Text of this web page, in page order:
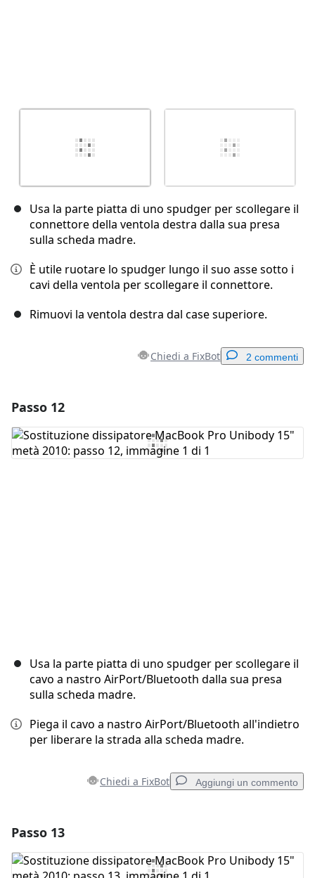
Usa la parte piatta di uno spudger per scollegare il
connettore della ventola destra dalla sua presa
sulla scheda madre.
È utile ruotare lo spudger lungo il suo asse sotto i
cavi della ventola per scollegare il connettore.
Rimuovi la ventola destra dal case superiore.
Chiedi a FixBot 2 commenti
Aggiungi Commento
Passo 12
Usa la parte piatta di uno spudger per scollegare il
cavo a nastro AirPort/Bluetooth dalla sua presa
sulla scheda madre.
Piega il cavo a nastro AirPort/Bluetooth all'indietro
per liberare la strada alla scheda madre.
Chiedi a FixBot Aggiungi un commento
Aggiungi Commento
Passo 13